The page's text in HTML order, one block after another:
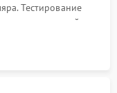
Тестирование
кольца отстройки
внутренних